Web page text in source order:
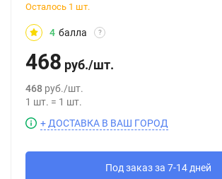
Осталось 1 шт.
4 балла ?
468 руб./шт.
468 руб./шт.
1 шт. = 1 шт.
+ ДОСТАВКА В ВАШ ГОРОД
Под заказ за 7-14 дней